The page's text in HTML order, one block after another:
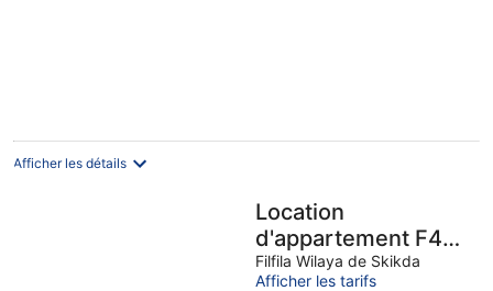
Afficher les détails
Location
d'appartement F4
de luxe !!!
Filfila Wilaya de Skikda
Afficher les tarifs